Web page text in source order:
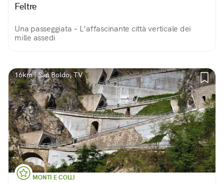
Feltre
Una passeggiata – L’affascinante città verticale dei
mille assedi
16km | San Boldo, TV
MONTI E COLLI